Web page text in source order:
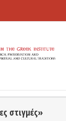
στιγμές»